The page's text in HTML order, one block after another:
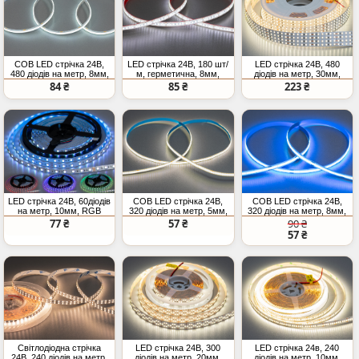
COB LED стрічка 24В,
480 діодів на метр, 8мм,
холодний
84 ₴
LED стрічка 24В, 180 шт/
м, герметична, 8мм,
нейтральний
85 ₴
LED стрічка 24В, 480
діодів на метр, 30мм,
нейтральний
223 ₴
LED стрічка 24В, 60діодів
на метр, 10мм, RGB
77 ₴
COB LED стрічка 24В,
320 діодів на метр, 5мм,
нейтральний
57 ₴
COB LED стрічка 24В,
320 діодів на метр, 8мм,
блакитний
90 ₴
57 ₴
Світлодіодна стрічка
LED стрічка 24В, 300
LED стрічка 24в, 240